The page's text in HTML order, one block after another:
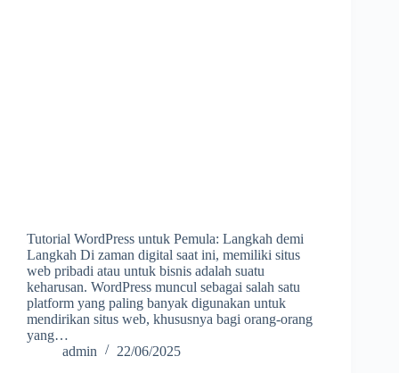
Tutorial WordPress untuk Pemula: Langkah demi
Langkah Di zaman digital saat ini, memiliki situs
web pribadi atau untuk bisnis adalah suatu
keharusan. WordPress muncul sebagai salah satu
platform yang paling banyak digunakan untuk
mendirikan situs web, khususnya bagi orang-orang
yang…
admin
22/06/2025